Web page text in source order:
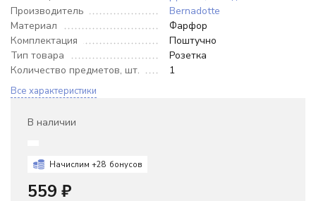
Производитель
Bernadotte
Материал
Фарфор
Комплектация
Поштучно
Тип товара
Розетка
Количество предметов, шт.
1
Все характеристики
В наличии
Начислим +28 бонусов
559 ₽